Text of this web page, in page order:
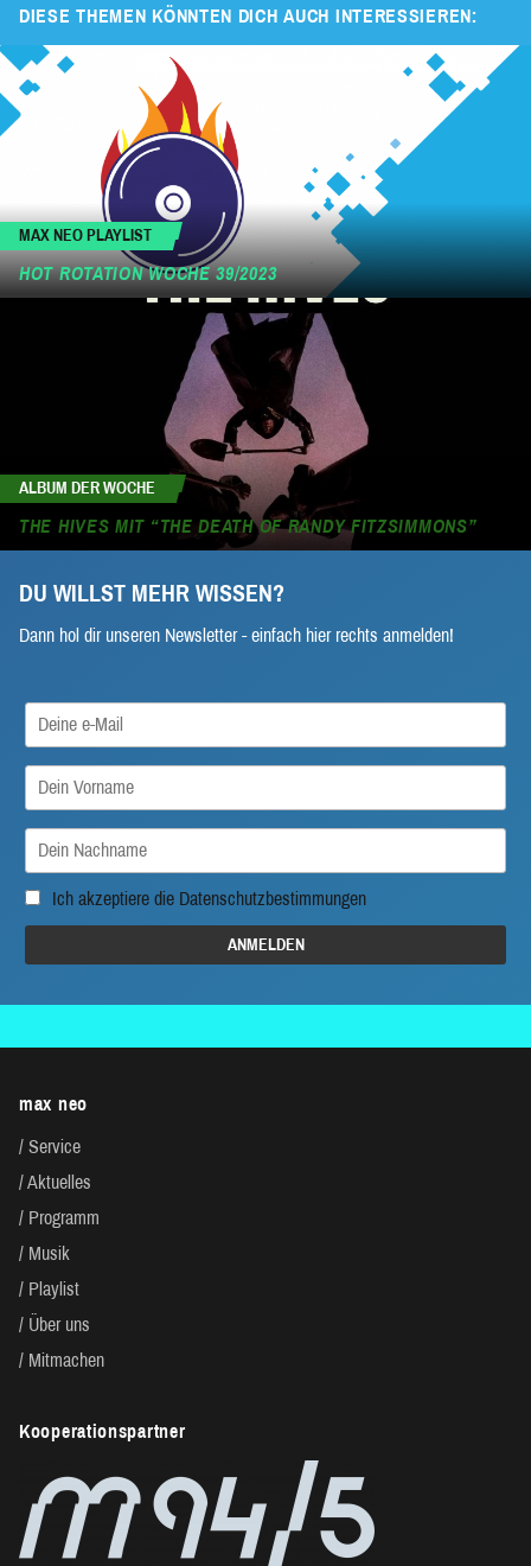
DIESE THEMEN KÖNNTEN DICH AUCH INTERESSIEREN:
MAX NEO PLAYLIST
HOT ROTATION WOCHE 39/2023
ALBUM DER WOCHE
THE HIVES MIT “THE DEATH OF RANDY FITZSIMMONS”
DU WILLST MEHR WISSEN?
Dann hol dir unseren Newsletter - einfach hier rechts anmelden!
Ich akzeptiere die Datenschutzbestimmungen
max neo
Service
Aktuelles
Programm
Musik
Playlist
Über uns
Mitmachen
Kooperationspartner